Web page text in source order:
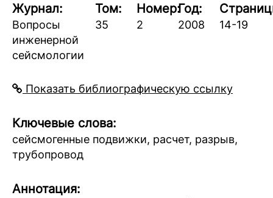
Журнал:
Вопросы
инженерной
сейсмологии
Том:
35
Номер:
2
Год:
2008 14-19
Показать библиографическую ссылку
Ключевые слова:
сейсмогенные подвижки, расчет, разрыв,
трубопровод
Аннотация: